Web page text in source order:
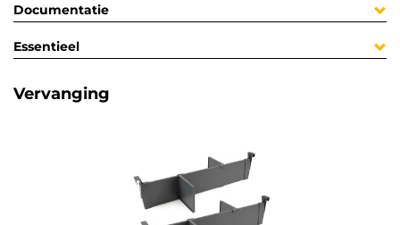
Documentatie
Essentieel
Vervanging